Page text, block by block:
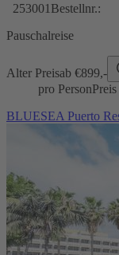
253001 Bestellnr.:
Pauschalreise
Alter Preisab €899,-
pro Person
BLUESEA Puerto